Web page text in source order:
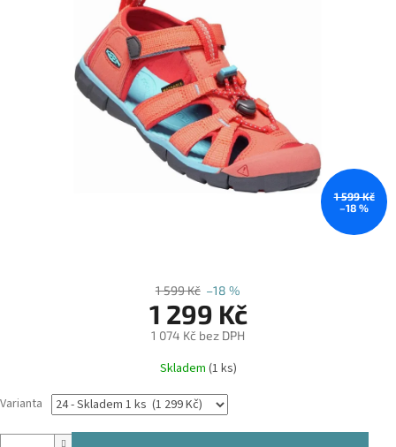
1 599 Kč
–18 %
1 599 Kč –18 %
1 299 Kč
1 074 Kč bez DPH
Měrná
cena:
Skladem (1 ks)
Varianta